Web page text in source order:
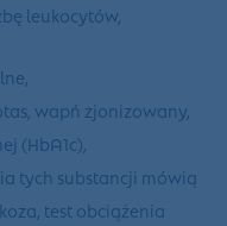
leukocytów,
wapń zjonizowany,
(HbA1c),
tych substancji mówią
test obciążenia